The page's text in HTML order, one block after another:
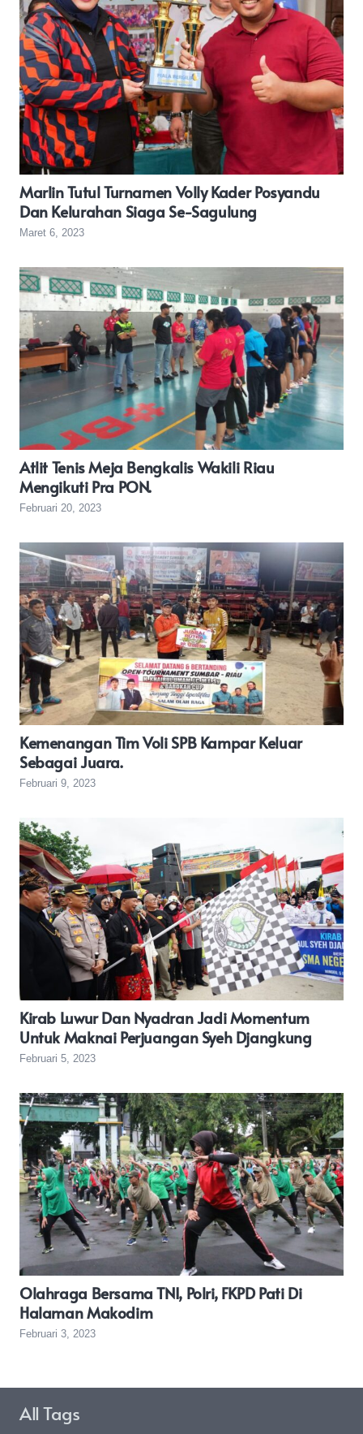
Marlin Tutul Turnamen Volly Kader Posyandu
Dan Kelurahan Siaga Se-Sagulung
Maret 6, 2023
Atlit Tenis Meja Bengkalis Wakili Riau
Mengikuti Pra PON.
Februari 20, 2023
Kemenangan Tim Voli SPB Kampar Keluar
Sebagai Juara.
Februari 9, 2023
Kirab Luwur Dan Nyadran Jadi Momentum
Untuk Maknai Perjuangan Syeh Djangkung
Februari 5, 2023
Olahraga Bersama TNI, Polri, FKPD Pati Di
Halaman Makodim
Februari 3, 2023
All Tags